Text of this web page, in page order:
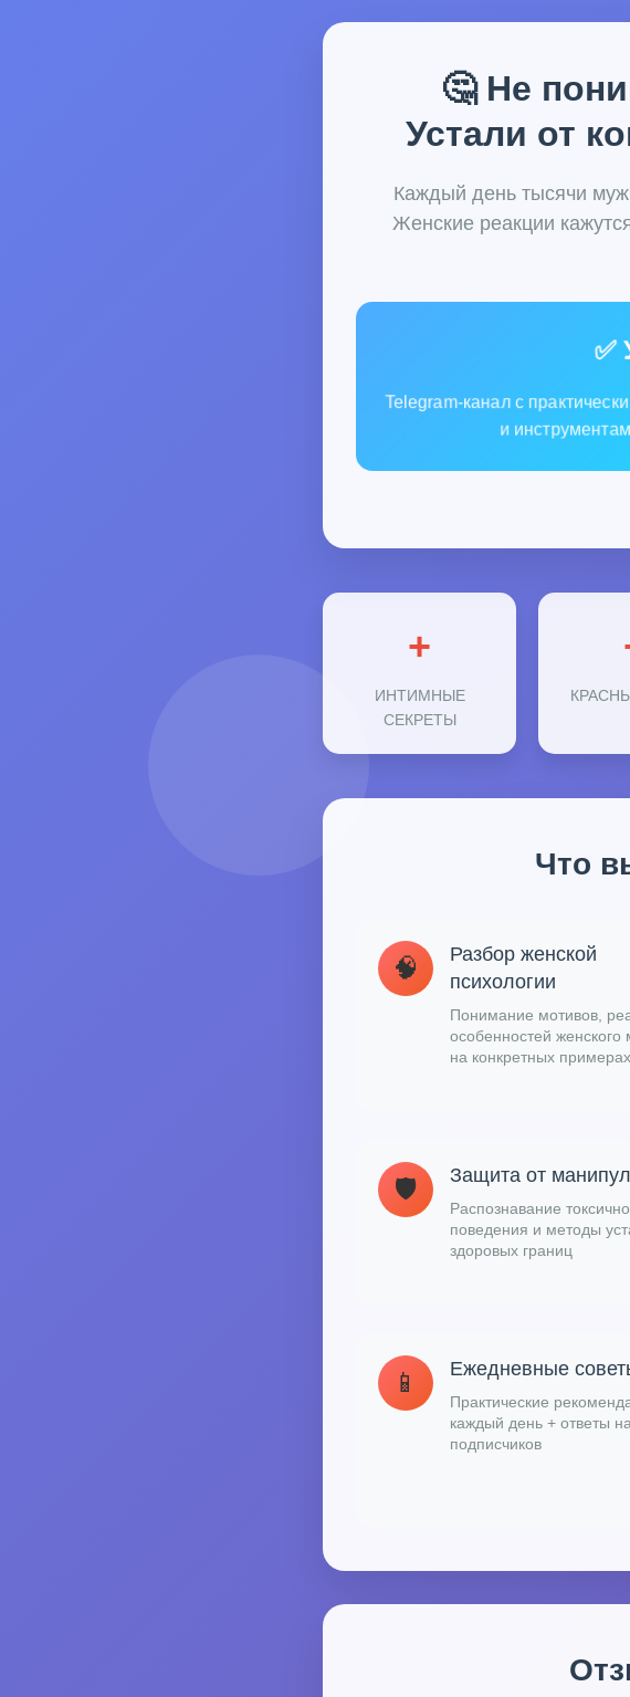
🤔 Не
Устали от
Каждый день тысячи
Женские реакции
✅
Telegram-канал с
и
+
ИНТИМНЫЕ
СЕКРЕТЫ
Что
🧠
Разбор женской
психологии
Понимание мотивов,
особенностей
на конкретных примерах
🛡️ Защита от
Распознавание
поведения и методы
здоровых границ
📱 Ежедневные
Практические
каждый день + ответы
подписчиков